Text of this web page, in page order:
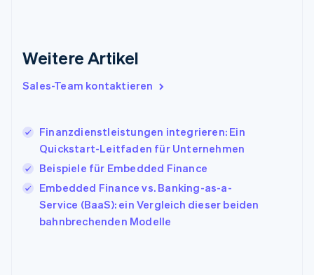
Weitere Artikel
Sales-Team kontaktieren
Finanzdienstleistungen integrieren: Ein
Quickstart-Leitfaden für Unternehmen
Beispiele für Embedded Finance
Embedded Finance vs. Banking-as-a-
Service (BaaS): ein Vergleich dieser beiden
bahnbrechenden Modelle
Irland
Italien
日本語 English
EnglishFrançais
Kroatien
English Italiano
English
Liechtenstein